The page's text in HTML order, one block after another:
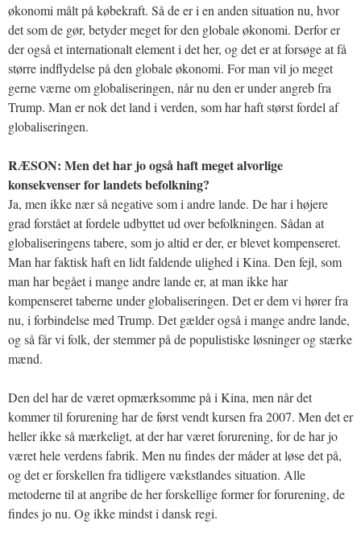
økonomi målt på købekraft. Så de er i en anden situation nu, hvor
det som de gør, betyder meget for den globale økonomi. Derfor er
der også et internationalt element i det her, og det er at forsøge at få
større indflydelse på den globale økonomi. For man vil jo meget
gerne værne om globaliseringen, når nu den er under angreb fra
Trump. Man er nok det land i verden, som har haft størst fordel af
globaliseringen.
RÆSON: Men det har jo også haft meget alvorlige
konsekvenser for landets befolkning?
Ja, men ikke nær så negative som i andre lande. De har i højere
grad forstået at fordele udbyttet ud over befolkningen. Sådan at
globaliseringens tabere, som jo altid er der, er blevet kompenseret.
Man har faktisk haft en lidt faldende ulighed i Kina. Den fejl, som
man har begået i mange andre lande er, at man ikke har
kompenseret taberne under globaliseringen. Det er dem vi hører fra
nu, i forbindelse med Trump. Det gælder også i mange andre lande,
og så får vi folk, der stemmer på de populistiske løsninger og stærke
mænd.
Den del har de været opmærksomme på i Kina, men når det
kommer til forurening har de først vendt kursen fra 2007. Men det er
heller ikke så mærkeligt, at der har været forurening, for de har jo
været hele verdens fabrik. Men nu findes der måder at løse det på,
og det er forskellen fra tidligere vækstlandes situation. Alle
metoderne til at angribe de her forskellige former for forurening, de
findes jo nu. Og ikke mindst i dansk regi.